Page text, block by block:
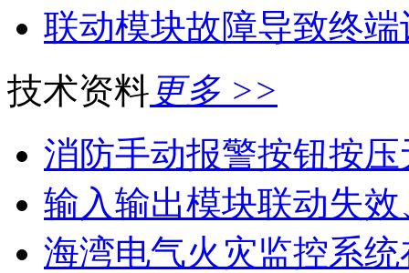
联动模块故障导致终
技术资料 更多 >>
消防手动报警按钮按
输入输出模块联动失
海湾电气火灾监控系统